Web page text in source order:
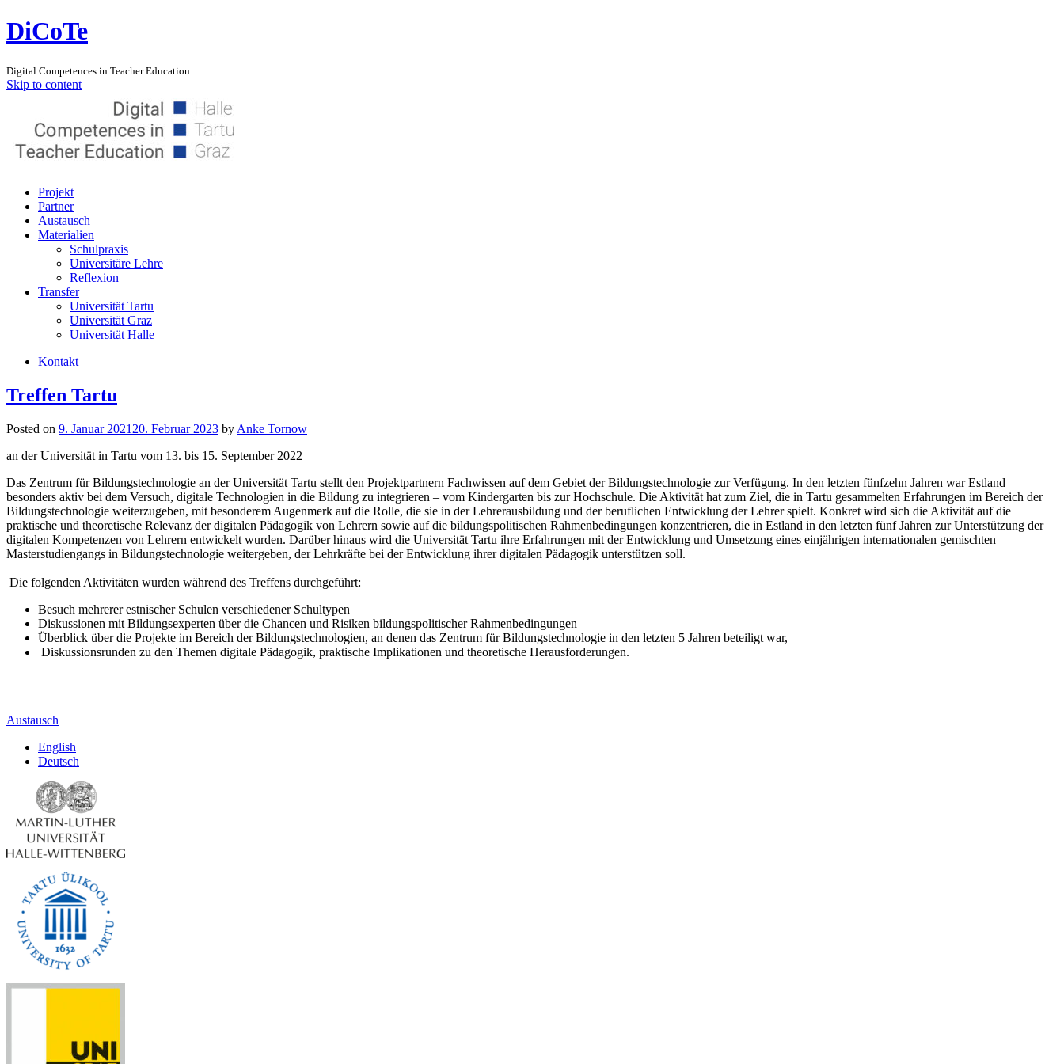
DiCoTe
Digital Competences in Teacher Education
Skip to content
Projekt
Partner
Austausch
Materialien
Schulpraxis
Universitäre Lehre
Reflexion
Transfer
Universität Tartu
Universität Graz
Universität Halle
Kontakt
Treffen Tartu
Posted on 9. Januar 2021 20. Februar 2023 by Anke Tornow
an der Universität in Tartu vom 13. bis 15. September 2022
Das Zentrum für Bildungstechnologie an der Universität Tartu stellt den Projektpartnern Fachwissen auf dem Gebiet der Bildungstechnologie zur Verfügung. In den letzten fünfzehn Jahren war Estland
besonders aktiv bei dem Versuch, digitale Technologien in die Bildung zu integrieren – vom Kindergarten bis zur Hochschule. Die Aktivität hat zum Ziel, die in Tartu gesammelten Erfahrungen im Bereich der
Bildungstechnologie weiterzugeben, mit besonderem Augenmerk auf die Rolle, die sie in der Lehrerausbildung und der beruflichen Entwicklung der Lehrer spielt. Konkret wird sich die Aktivität auf die
praktische und theoretische Relevanz der digitalen Pädagogik von Lehrern sowie auf die bildungspolitischen Rahmenbedingungen konzentrieren, die in Estland in den letzten fünf Jahren zur Unterstützung der
digitalen Kompetenzen von Lehrern entwickelt wurden. Darüber hinaus wird die Universität Tartu ihre Erfahrungen mit der Entwicklung und Umsetzung eines einjährigen internationalen gemischten
Masterstudiengangs in Bildungstechnologie weitergeben, der Lehrkräfte bei der Entwicklung ihrer digitalen Pädagogik unterstützen soll.
Die folgenden Aktivitäten wurden während des Treffens durchgeführt:
Besuch mehrerer estnischer Schulen verschiedener Schultypen
Diskussionen mit Bildungsexperten über die Chancen und Risiken bildungspolitischer Rahmenbedingungen
Überblick über die Projekte im Bereich der Bildungstechnologien, an denen das Zentrum für Bildungstechnologie in den letzten 5 Jahren beteiligt war,
Diskussionsrunden zu den Themen digitale Pädagogik, praktische Implikationen und theoretische Herausforderungen.
Austausch
English
Deutsch